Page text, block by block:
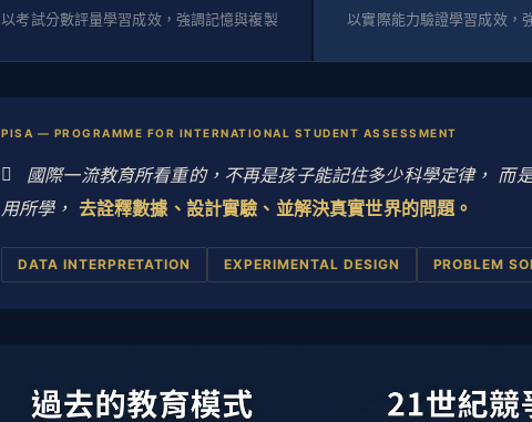
以考試分數評量學習成效，強調記憶與複製 以實際能力驗證學習成效，
PISA — PROGRAMME FOR INTERNATIONAL STUDENT ASSESSMENT
國際一流教育所看重的，不再是孩子能記住多少科學定律， 而
用所學， 去詮釋數據、設計實驗、並解決真實世界的問題。
DATA INTERPRETATION EXPERIMENTAL DESIGN PROBLEM